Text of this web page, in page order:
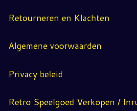
Retourneren en Klachten
Algemene voorwaarden
Privacy beleid
Retro Speelgoed Verkopen /